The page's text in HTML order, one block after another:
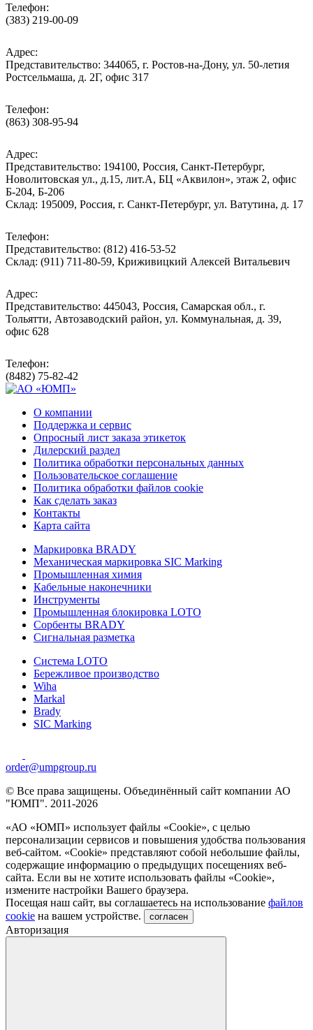
Телефон:
(383) 219-00-09
Адрес:
Представительство: 344065, г. Ростов-на-Дону, ул. 50-летия
Ростсельмаша, д. 2Г, офис 317
Телефон:
(863) 308-95-94
Адрес:
Представительство: 194100, Россия, Санкт-Петербург,
Новолитовская ул., д.15, лит.А, БЦ «Аквилон», этаж 2, офис
Б-204, Б-206
Склад: 195009, Россия, г. Санкт-Петербург, ул. Ватутина, д. 17
Телефон:
Представительство: (812) 416-53-52
Склад: (911) 711-80-59, Криживицкий Алексей Витальевич
Адрес:
Представительство: 445043, Россия, Самарская обл., г.
Тольятти, Автозаводский район, ул. Коммунальная, д. 39,
офис 628
Телефон:
(8482) 75-82-42
О компании
Поддержка и сервис
Опросный лист заказа этикеток
Дилерский раздел
Политика обработки персональных данных
Пользовательское соглашение
Политика обработки файлов cookie
Как сделать заказ
Контакты
Карта сайта
Маркировка BRADY
Механическая маркировка SIC Marking
Промышленная химия
Кабельные наконечники
Инструменты
Промышленная блокировка LOTO
Сорбенты BRADY
Сигнальная разметка
Система LOTO
Бережливое производство
Wiha
Markal
Brady
SIC Marking
order@umpgroup.ru
© Все права защищены. Объединённый сайт компании АО
"ЮМП". 2011-2026
«АО «ЮМП» использует файлы «Сookie», с целью
персонализации сервисов и повышения удобства пользования
веб-сайтом. «Cookie» представляют собой небольшие файлы,
содержащие информацию о предыдущих посещениях веб-
сайта. Если вы не хотите использовать файлы «Сookie»,
измените настройки Вашего браузера.
Посещая наш сайт, вы соглашаетесь на использование файлов
cookie на вашем устройстве. согласен
Авторизация